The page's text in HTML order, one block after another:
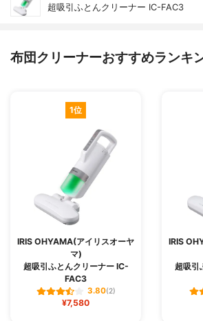
超吸引ふとんクリーナー IC-FAC3
布団クリーナーおすすめランキ
1位
IRIS OHYAMA(アイリスオーヤ
マ)
超吸引ふとんクリーナー IC-
FAC3
3.80(2)
¥7,580
IRIS
超吸引